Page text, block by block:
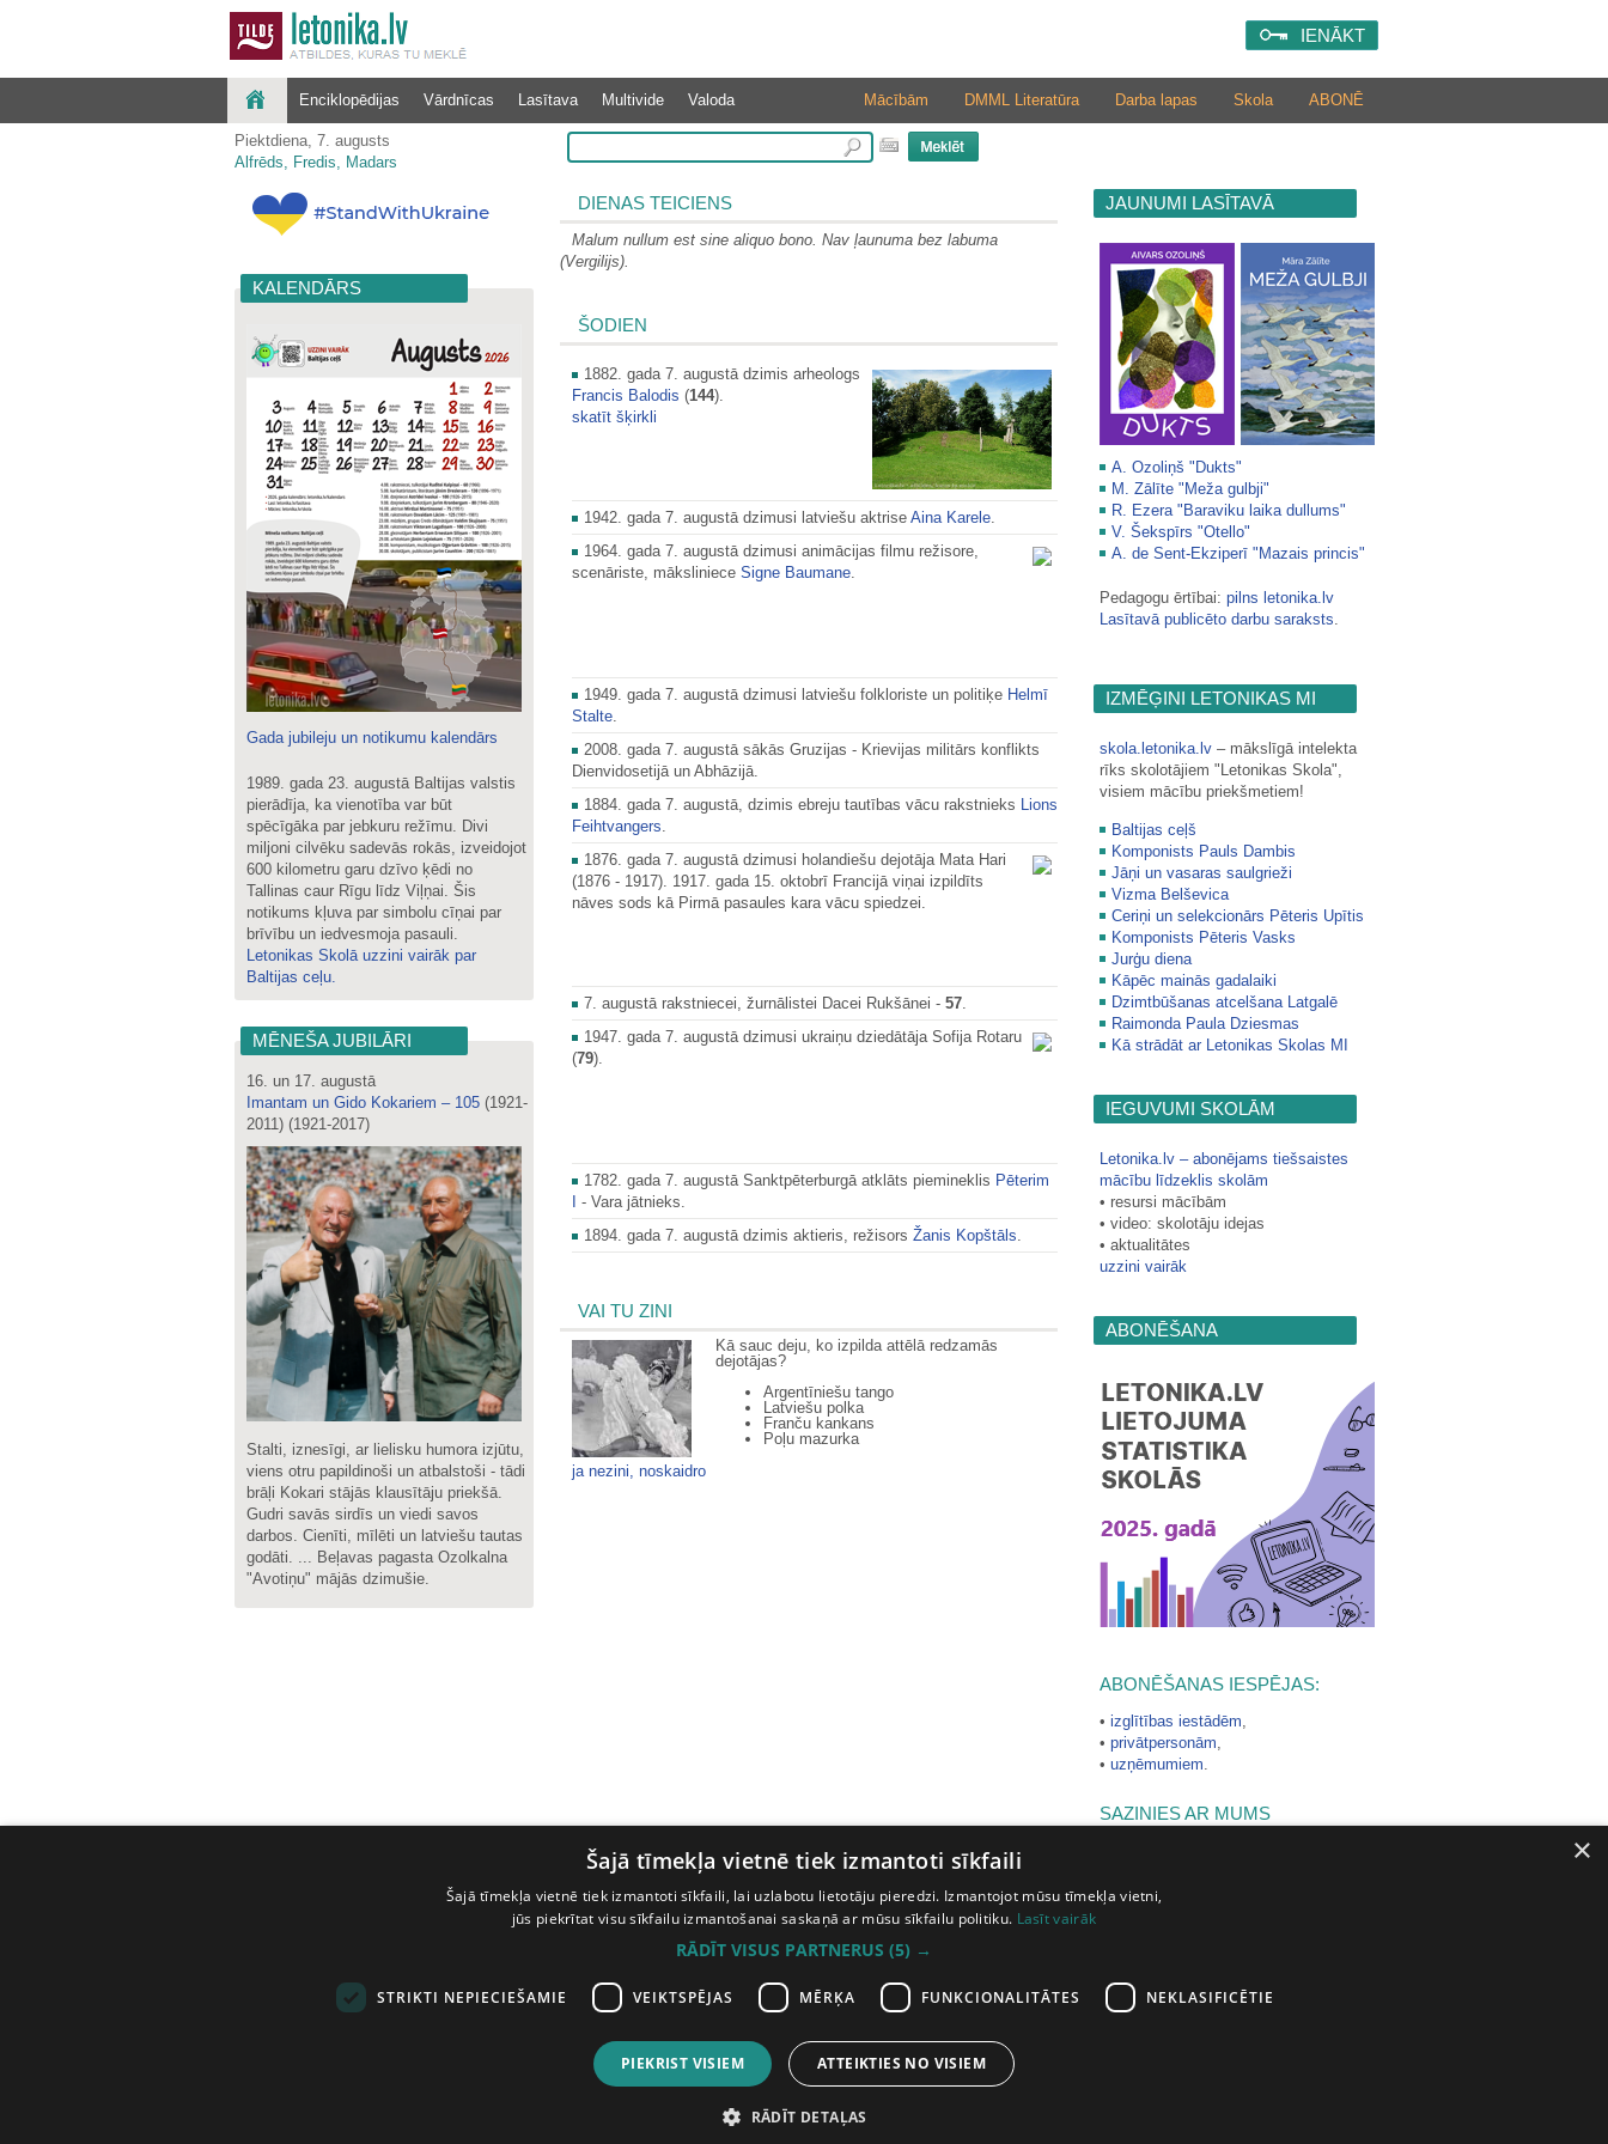
IENĀKT
Enciklopēdijas Vārdnīcas Lasītava Multivide Valoda ABONĒ
Skola
Darba lapas
DMML Literatūra
Mācībām
Piektdiena, 7. augusts
Alfrēds, Fredis, Madars
KALENDĀRS
Gada jubileju un notikumu kalendārs
1989. gada 23. augustā Baltijas valstis
pierādīja, ka vienotība var būt
spēcīgāka par jebkuru režīmu. Divi
miljoni cilvēku sadevās rokās, izveidojot
600 kilometru garu dzīvo ķēdi no
Tallinas caur Rīgu līdz Viļņai. Šis
notikums kļuva par simbolu cīņai par
brīvību un iedvesmoja pasauli.
Letonikas Skolā uzzini vairāk par
Baltijas ceļu.
MĒNEŠA JUBILĀRI
16. un 17. augustā
Imantam un Gido Kokariem – 105(1921-
2011) (1921-2017)
Stalti, iznesīgi, ar lielisku humora izjūtu,
viens otru papildinoši un atbalstoši - tādi
brāļi Kokari stājās klausītāju priekšā.
Gudri savās sirdīs un viedi savos
darbos. Cienīti, mīlēti un latviešu tautas
godāti. ... Beļavas pagasta Ozolkalna
"Avotiņu" mājās dzimušie.
DIENAS TEICIENS
Malum nullum est sine aliquo bono. Nav ļaunuma bez labuma
(Vergilijs).
ŠODIEN
1882. gada 7. augustā dzimis arheologs
Francis Balodis (144).
skatīt šķirkli
1942. gada 7. augustā dzimusi latviešu aktrise Aina Karele.
1964. gada 7. augustā dzimusi animācijas filmu režisore,
scenāriste, māksliniece Signe Baumane.
1949. gada 7. augustā dzimusi latviešu folkloriste un politiķe Helmī
Stalte.
2008. gada 7. augustā sākās Gruzijas - Krievijas militārs konflikts
Dienvidosetijā un Abhāzijā.
1884. gada 7. augustā, dzimis ebreju tautības vācu rakstnieks Lions
Feihtvangers.
1876. gada 7. augustā dzimusi holandiešu dejotāja Mata Hari
(1876 - 1917). 1917. gada 15. oktobrī Francijā viņai izpildīts
nāves sods kā Pirmā pasaules kara vācu spiedzei.
7. augustā rakstniecei, žurnālistei Dacei Rukšānei - 57.
1947. gada 7. augustā dzimusi ukraiņu dziedātāja Sofija Rotaru
(79).
1782. gada 7. augustā Sanktpēterburgā atklāts piemineklis Pēterim
- Vara jātnieks.
1894. gada 7. augustā dzimis aktieris, režisors Žanis Kopštāls.
VAI TU ZINI
Kā sauc deju, ko izpilda attēlā redzamās
dejotājas?
Argentīniešu tango
Latviešu polka
Franču kankans
Poļu mazurka
ja nezini, noskaidro
JAUNUMI LASĪTAVĀ
A. Ozoliņš "Dukts"
M. Zālīte "Meža gulbji"
R. Ezera "Baraviku laika dullums"
V. Šekspīrs "Otello"
A. de Sent-Ekziperī "Mazais princis"
Pedagogu ērtībai: pilns letonika.lv
Lasītavā publicēto darbu saraksts
IZMĒĢINI LETONIKAS MI
skola.letonika.lv‒ mākslīgā intelekta
rīks skolotājiem "Letonikas Skola",
visiem mācību priekšmetiem!
Baltijas ceļš
Komponists Pauls Dambis
Jāņi un vasaras saulgrieži
Vizma Belševica
Ceriņi un selekcionārs Pēteris Upītis
Komponists Pēteris Vasks
Jurģu diena
Kāpēc mainās gadalaiki
Dzimtbūšanas atcelšana Latgalē
Raimonda Paula Dziesmas
Kā strādāt ar Letonikas Skolas MI
IEGUVUMI SKOLĀM
Letonika.lv ‒ abonējams tiešsaistes
mācību līdzeklis skolām
• resursi mācībām
• video: skolotāju idejas
• aktualitātes
uzzini vairāk
ABONĒŠANA
ABONĒŠANAS IESPĒJAS:
• izglītības iestādēm
• privātpersonām
• uzņēmumiem
SAZINIES AR MUMS
×
Šajā tīmekļa vietnē tiek izmantoti sīkfaili
Šajā tīmekļa vietnē tiek izmantoti sīkfaili, lai uzlabotu lietotāju pieredzi. Izmantojot mūsu tīmekļa vietni,
jūs piekrītat visu sīkfailu izmantošanai saskaņā ar mūsu sīkfailu politiku. Lasīt vairāk
RĀDĪT VISUS PARTNERUS (5) →
STRIKTI NEPIECIEŠAMIE VEIKTSPĒJAS MĒRĶA FUNKCIONALITĀTES NEKLASIFICĒTIE
PIEKRIST VISIEM ATTEIKTIES NO VISIEM
RĀDĪT DETAĻAS